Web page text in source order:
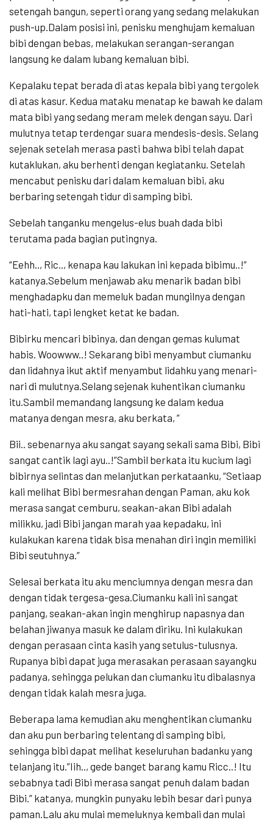
setengah bangun, seperti orang yang sedang melakukan
push-up.Dalam posisi ini, penisku menghujam kemaluan
bibi dengan bebas, melakukan serangan-serangan
langsung ke dalam lubang kemaluan bibi.
Kepalaku tepat berada di atas kepala bibi yang tergolek
di atas kasur. Kedua mataku menatap ke bawah ke dalam
mata bibi yang sedang meram melek dengan sayu. Dari
mulutnya tetap terdengar suara mendesis-desis. Selang
sejenak setelah merasa pasti bahwa bibi telah dapat
kutaklukan, aku berhenti dengan kegiatanku. Setelah
mencabut penisku dari dalam kemaluan bibi, aku
berbaring setengah tidur di samping bibi.
Sebelah tanganku mengelus-elus buah dada bibi
terutama pada bagian putingnya.
“Eehh.., Ric.., kenapa kau lakukan ini kepada bibimu..!”
katanya.Sebelum menjawab aku menarik badan bibi
menghadapku dan memeluk badan mungilnya dengan
hati-hati, tapi lengket ketat ke badan.
Bibirku mencari bibinya, dan dengan gemas kulumat
habis. Woowww..! Sekarang bibi menyambut ciumanku
dan lidahnya ikut aktif menyambut lidahku yang menari-
nari di mulutnya.Selang sejenak kuhentikan ciumanku
itu.Sambil memandang langsung ke dalam kedua
matanya dengan mesra, aku berkata, ”
Bii.. sebenarnya aku sangat sayang sekali sama Bibi, Bibi
sangat cantik lagi ayu..!”Sambil berkata itu kucium lagi
bibirnya selintas dan melanjutkan perkataanku, “Setiaap
kali melihat Bibi bermesrahan dengan Paman, aku kok
merasa sangat cemburu, seakan-akan Bibi adalah
milikku, jadi Bibi jangan marah yaa kepadaku, ini
kulakukan karena tidak bisa menahan diri ingin memiliki
Bibi seutuhnya.”
Selesai berkata itu aku menciumnya dengan mesra dan
dengan tidak tergesa-gesa.Ciumanku kali ini sangat
panjang, seakan-akan ingin menghirup napasnya dan
belahan jiwanya masuk ke dalam diriku. Ini kulakukan
dengan perasaan cinta kasih yang setulus-tulusnya.
Rupanya bibi dapat juga merasakan perasaan sayangku
padanya, sehingga pelukan dan ciumanku itu dibalasnya
dengan tidak kalah mesra juga.
Beberapa lama kemudian aku menghentikan ciumanku
dan aku pun berbaring telentang di samping bibi,
sehingga bibi dapat melihat keseluruhan badanku yang
telanjang itu.”Iih.., gede banget barang kamu Ricc..! Itu
sebabnya tadi Bibi merasa sangat penuh dalam badan
Bibi.” katanya, mungkin punyaku lebih besar dari punya
paman.Lalu aku mulai memeluknya kembali dan mulai